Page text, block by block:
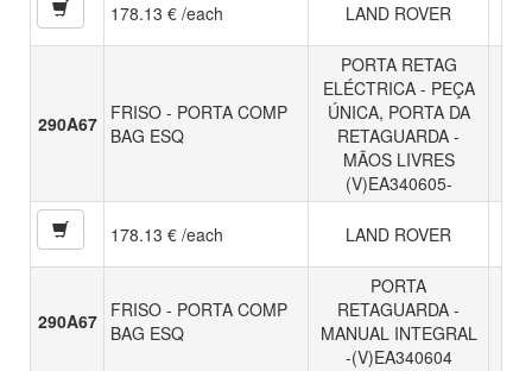
178.13 € /each LAND ROVER
290A67
FRISO - PORTA COMP
BAG ESQ
PORTA RETAG
ELÉCTRICA - PEÇA
ÚNICA, PORTA DA
RETAGUARDA -
MÃOS LIVRES
(V)EA340605-
178.13 € /each LAND ROVER
290A67
FRISO - PORTA COMP
BAG ESQ
PORTA
RETAGUARDA -
MANUAL INTEGRAL
-(V)EA340604